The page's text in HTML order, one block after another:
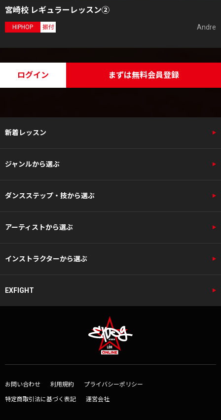
宮崎校 レギュラーレッスン②
HIPHOP 振付 Andre
ログイン まずは無料会員登録
新着レッスン
ジャンルから選ぶ
ダンスステップ・技から選ぶ
アーティストから選ぶ
インストラクターから選ぶ
EXFIGHT
お問い合わせ 利用規約 プライバシーポリシー
特定商取引法に基づく表記 運営会社